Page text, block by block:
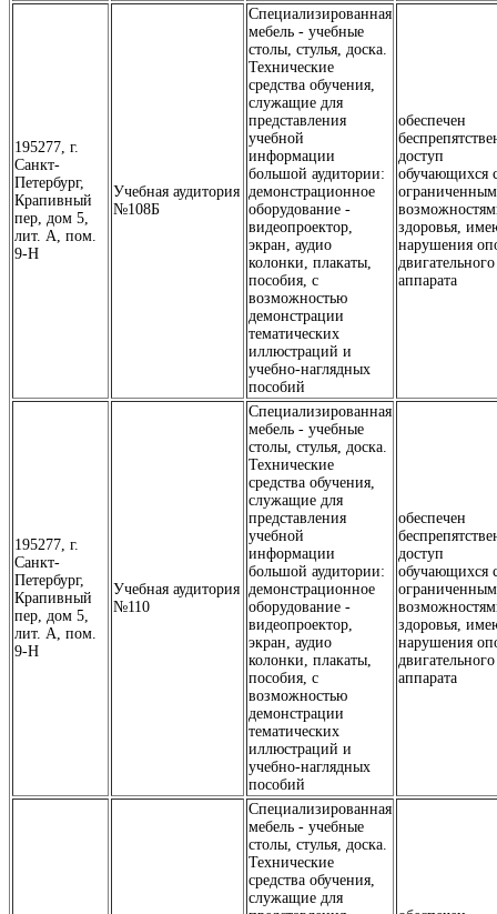
195277, г.
Санкт-
Петербург,
Крапивный
пер, дом 5,
лит. А, пом.
9-Н
Учебная аудитория
№108Б
Специализированная
мебель - учебные
столы, стулья, доска.
Технические
средства обучения,
служащие для
представления
учебной
информации
большой аудитории:
демонстрационное
оборудование -
видеопроектор,
экран, аудио
колонки, плакаты,
пособия, с
возможностью
демонстрации
тематических
иллюстраций и
учебно-наглядных
пособий
обеспечен
доступ
обучающихся
здоровья,
нарушения
двигательного
аппарата
195277, г.
Санкт-
Петербург,
Крапивный
пер, дом 5,
лит. А, пом.
9-Н
Учебная аудитория
№110
Специализированная
мебель - учебные
столы, стулья, доска.
Технические
средства обучения,
служащие для
представления
учебной
информации
большой аудитории:
демонстрационное
оборудование -
видеопроектор,
экран, аудио
колонки, плакаты,
пособия, с
возможностью
демонстрации
тематических
иллюстраций и
учебно-наглядных
пособий
обеспечен
доступ
обучающихся
здоровья,
нарушения
двигательного
аппарата
Специализированная
мебель - учебные
столы, стулья, доска.
Технические
средства обучения,
служащие для